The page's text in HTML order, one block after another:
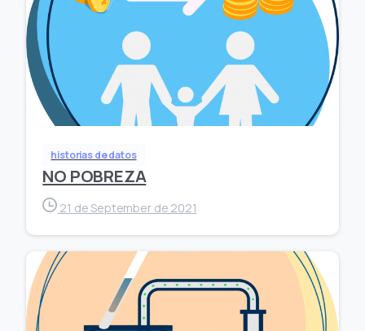
historias de datos
NO POBREZA
21 de September de 2021